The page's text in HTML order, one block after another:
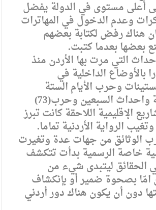
أعلى مستوى في الدولة يفضل
وعدم الدخول في المهاترات
هناك رفض لكتابة بعضهم
بعضها بعدما كتبت.
التي مرت بها الأردن منذ
مرورا بالأوضاع الداخلية في
وحرب الأيام الستة
ومعركة الكرامة واحداث السبعين وحرب(73)
الإقليمية اللاحقة كانت تبرز
الرواية الأردنية تماما.
الوثائق من جهات عدة وتغيرت
خاصة الرسمية بدأت تتكشف
الحقائق ليتبدى شيء من
امّا بصحوة ضمير أو بإنكشاف
دون أن يكون هناك دور أردني